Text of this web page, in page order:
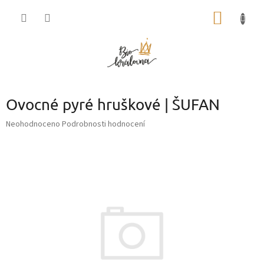
Ovocné pyré hruškové | ŠUFAN
Průměrné
Neohodnoceno Podrobnosti hodnocení